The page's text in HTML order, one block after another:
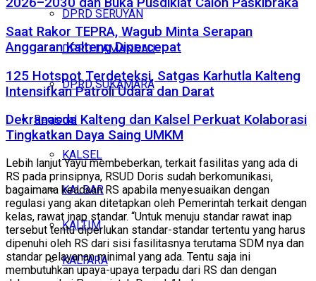
DPRD SERUYAN
DPRD LAMANDAU
DPRD SUKAMARA
Regional
KALSEL
KALBAR
KALTIM
KALTARA
Saat Rakor TEPRA, Wagub Minta Serapan
Anggaran Kalteng Dipercepat
125 Hotspot Terdeteksi, Satgas Karhutla Kalteng
Intensifkan Patroli Udara dan Darat
Dekranasda Kalteng dan Kalsel Perkuat Kolaborasi
Tingkatkan Daya Saing UMKM
Lebih lanjut Yayu membeberkan, terkait fasilitas yang ada di
RS pada prinsipnya, RSUD Doris sudah berkomunikasi,
bagaimana keadaan RS apabila menyesuaikan dengan
regulasi yang akan ditetapkan oleh Pemerintah terkait dengan
kelas, rawat inap standar. “Untuk menuju standar rawat inap
tersebut tentu diperlukan standar-standar tertentu yang harus
dipenuhi oleh RS dari sisi fasilitasnya terutama SDM nya dan
standar pelayanan minimal yang ada. Tentu saja ini
membutuhkan upaya-upaya terpadu dari RS dan dengan